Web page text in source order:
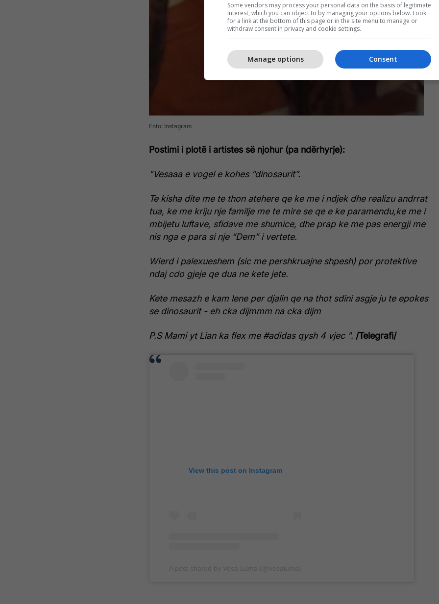
Foto: Instagram
Postimi i plotë i artistes së njohur (pa ndërhyrje):
"Vesaaa e vogel e kohes “dinosaurit”.
Te kisha dite me te thon atehere qe ke me i ndjek dhe realizu andrrat
tua, ke me kriju nje familje me te mire se qe e ke paramendu,ke me i
mbijetu luftave, sfidave me shumice, dhe prap ke me pas energji me
nis nga e para si nje “Dem” i vertete.
Wierd i palexueshem (sic me pershkruajne shpesh) por protektive
ndaj cdo gjeje qe dua ne kete jete.
Kete mesazh e kam lene per djalin qe na thot sdini asgje ju te epokes
se dinosaurit - eh cka dijmmm na cka dijm
P.S Mami yt Lian ka flex me #adidas qysh 4 vjec ". /Telegrafi/
View this post on Instagram
Some vendors may process your personal data on the basis of legitimate
interest, which you can object to by managing your options below. Look
for a link at the bottom of this page or in the site menu to manage or
withdraw consent in privacy and cookie settings.
Consent
Manage options